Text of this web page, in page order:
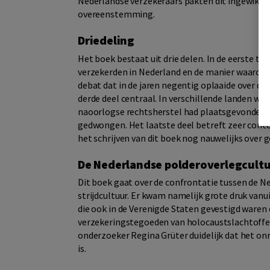
overeenstemming.
Driedeling
Het boek bestaat uit drie delen. In de eerste
verzekerden in Nederland en de manier
debat dat in de jaren negentig oplaaide over
derde deel centraal. In verschillende landen
naoorlogse rechtsherstel had
gedwongen. Het laatste deel betreft zeer
het schrijven van dit boek nog nauwelijks over
De Nederlandse
Dit boek gaat over de confrontatie tussen de
strijdcultuur. Er kwam namelijk grote druk
die ook in de Verenigde Staten gevestigd
verzekeringstegoeden van
onderzoeker Regina Grüter duidelijk dat het
is.